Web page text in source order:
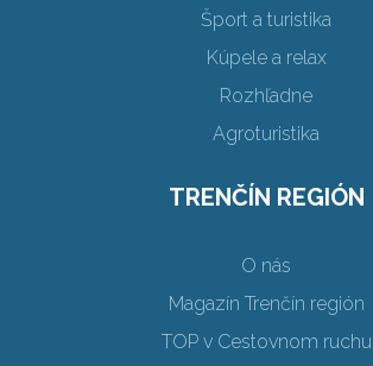
Šport a turistika
Kúpele a relax
Rozhľadne
Agroturistika
TRENČÍN REGIÓN
O nás
Magazín Trenčín región
TOP v Cestovnom ruchu